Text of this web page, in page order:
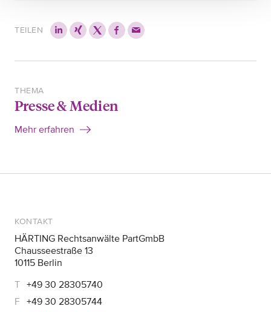
TEILEN
THEMA
Presse & Medien
Mehr erfahren
KONTAKT
HÄRTING Rechtsanwälte PartGmbB
Chausseestraße 13
10115 Berlin
+49 30 28305740
+49 30 28305744